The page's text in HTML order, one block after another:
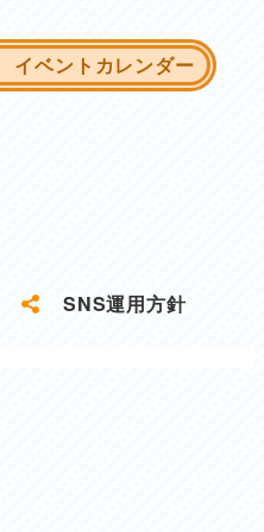
イベントカレンダー
SNS運用方針